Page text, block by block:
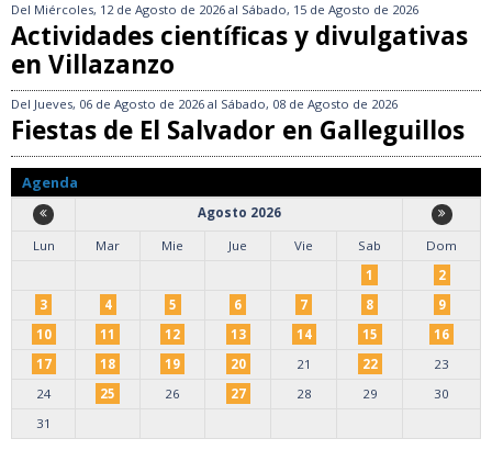
Del Miércoles, 12 de Agosto de 2026 al Sábado, 15 de Agosto de 2026
Actividades científicas y divulgativas
en Villazanzo
Del Jueves, 06 de Agosto de 2026 al Sábado, 08 de Agosto de 2026
Fiestas de El Salvador en Galleguillos
Agenda
Agosto 2026
Lun
Mar Mie Jue Vie Sab
Dom
1
2
3
4 5 6 7 8
9
10
11 12 13 14 15
16
17
18 19 20 21 22
23
24
25 26 27 28 29
30
31